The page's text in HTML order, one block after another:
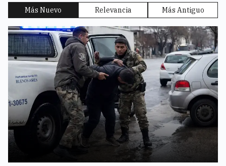
Más Nuevo Relevancia Más Antiguo